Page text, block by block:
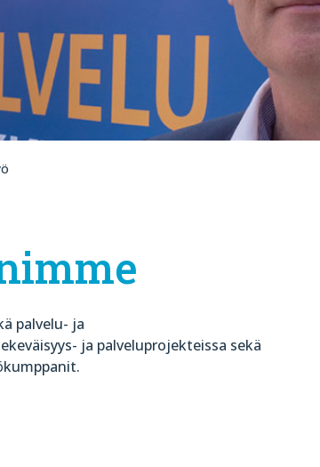
palvelu- ja
ja palveluprojekteissa sekä